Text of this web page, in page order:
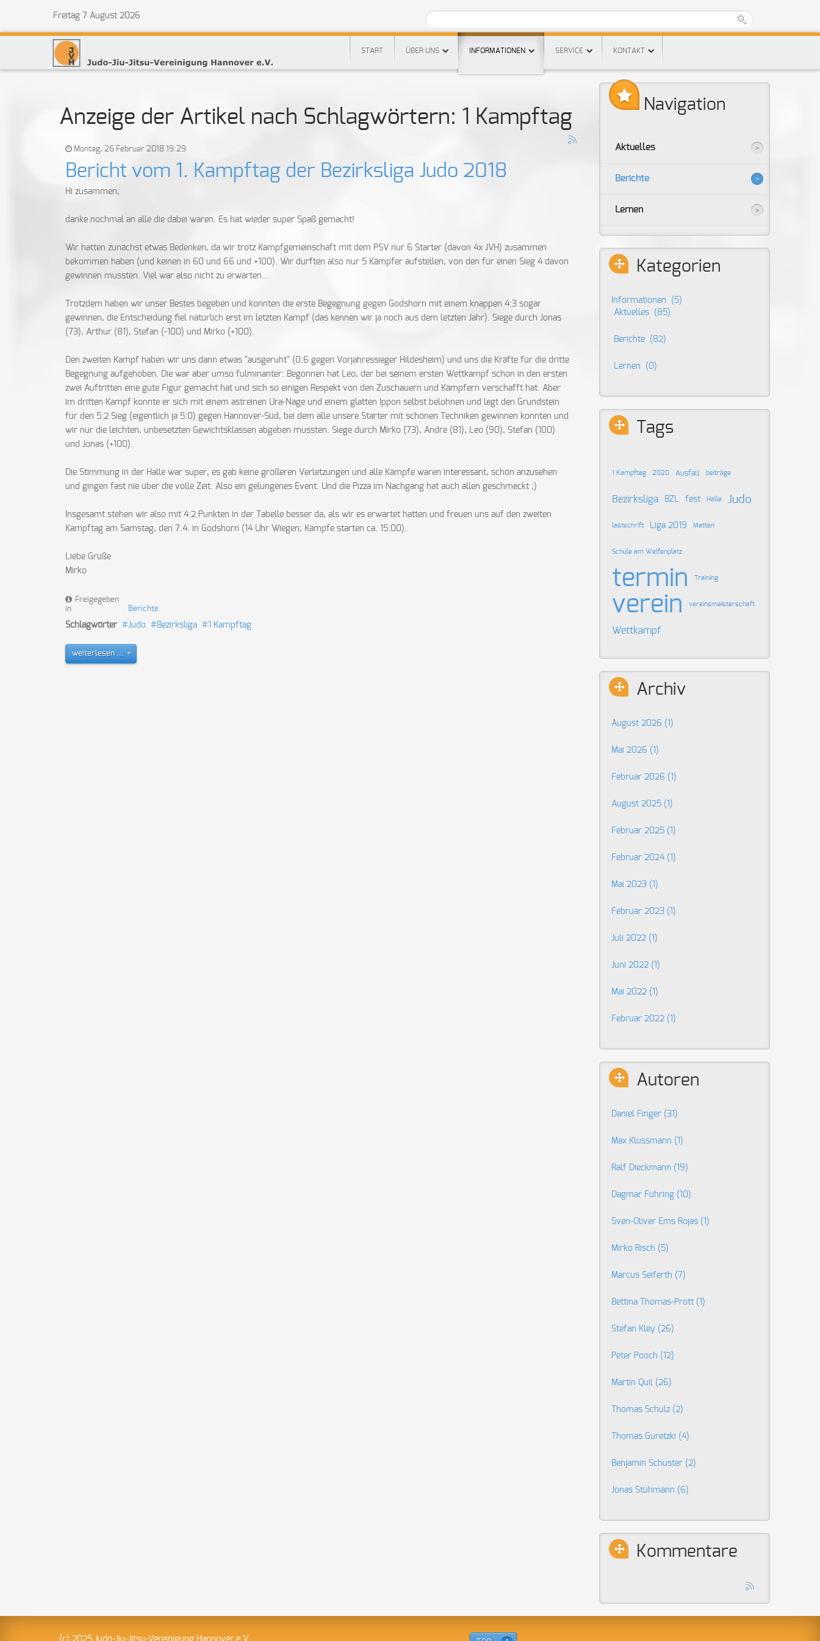
Freitag 7 August 2026
START ÜBER UNS INFORMATIONEN SERVICE KONTAKT
Anzeige der Artikel nach Schlagwörtern: 1 Kampftag
Montag, 26 Februar 2018 19:29
Bericht vom 1. Kampftag der Bezirksliga Judo 2018
Hi zusammen,
danke nochmal an alle die dabei waren. Es hat wieder super Spaß gemacht!
Wir hatten zunächst etwas Bedenken, da wir trotz Kampfgemeinschaft mit dem PSV nur 6 Starter (davon 4x JVH) zusammen
bekommen haben (und keinen in 60 und 66 und +100). Wir durften also nur 5 Kämpfer aufstellen, von den für einen Sieg 4 davon
gewinnen mussten. Viel war also nicht zu erwarten...
Trotzdem haben wir unser Bestes begeben und konnten die erste Begegnung gegen Godshorn mit einem knappen 4:3 sogar
gewinnen, die Entscheidung fiel natürlich erst im letzten Kampf (das kennen wir ja noch aus dem letzten Jahr). Siege durch Jonas
(73), Arthur (81), Stefan (-100) und Mirko (+100).
Den zweiten Kampf haben wir uns dann etwas "ausgeruht" (0:6 gegen Vorjahressieger Hildesheim) und uns die Kräfte für die dritte
Begegnung aufgehoben. Die war aber umso fulminanter: Begonnen hat Leo, der bei seinem ersten Wettkampf schon in den ersten
zwei Auftritten eine gute Figur gemacht hat und sich so einigen Respekt von den Zuschauern und Kämpfern verschafft hat. Aber
im dritten Kampf konnte er sich mit einem astreinen Ura-Nage und einem glatten Ippon selbst belohnen und legt den Grundstein
für den 5:2 Sieg (eigentlich ja 5:0) gegen Hannover-Süd, bei dem alle unsere Starter mit schönen Techniken gewinnen konnten und
wir nur die leichten, unbesetzten Gewichtsklassen abgeben mussten. Siege durch Mirko (73), Andre (81), Leo (90), Stefan (100)
und Jonas (+100).
Die Stimmung in der Halle war super, es gab keine größeren Verletzungen und alle Kämpfe waren interessant, schön anzusehen
und gingen fast nie über die volle Zeit. Also ein gelungenes Event. Und die Pizza im Nachgang hat auch allen geschmeckt ;)
Insgesamt stehen wir also mit 4:2 Punkten in der Tabelle besser da, als wir es erwartet hatten und freuen uns auf den zweiten
Kampftag am Samstag, den 7.4. in Godshorn (14 Uhr Wiegen; Kämpfe starten ca. 15:00).
Liebe Grüße
Mirko
Freigegeben
in
Berichte
Schlagwörter Judo Bezirksliga 1 Kampftag
weiterlesen ...
Navigation
Aktuelles
Berichte
Lernen
Kategorien
Informationen
(5)
Aktuelles
(85)
Berichte (82)
Lernen (0)
Tags
1 Kampftag 2020 Ausfall beiträge
Bezirksliga BZL fest Halle Judo
lastschrift Liga 2019 Matten
Schule am Welfenplatz
termin Training
verein vereinsmeisterschaft
Wettkampf
Archiv
August 2026 (1)
Mai 2026 (1)
Februar 2026 (1)
August 2025 (1)
Februar 2025 (1)
Februar 2024 (1)
Mai 2023 (1)
Februar 2023 (1)
Juli 2022 (1)
Juni 2022 (1)
Mai 2022 (1)
Februar 2022 (1)
Autoren
Daniel Finger (31)
Max Klussmann (1)
Ralf Dieckmann (19)
Dagmar Führing (10)
Sven-Oliver Ems Rojas (1)
Mirko Risch (5)
Marcus Seiferth (7)
Bettina Thomas-Prott (1)
Stefan Kley (26)
Peter Pooch (12)
Martin Quil (26)
Thomas Schulz (2)
Thomas Guretzki (4)
Benjamin Schuster (2)
Jonas Stühmann (6)
Kommentare
(c) 2025 Judo-Jiu-Jitsu-Vereinigung Hannover e.V.